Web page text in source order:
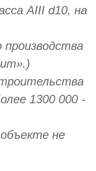
АIII d10, на
1300 000 -
не